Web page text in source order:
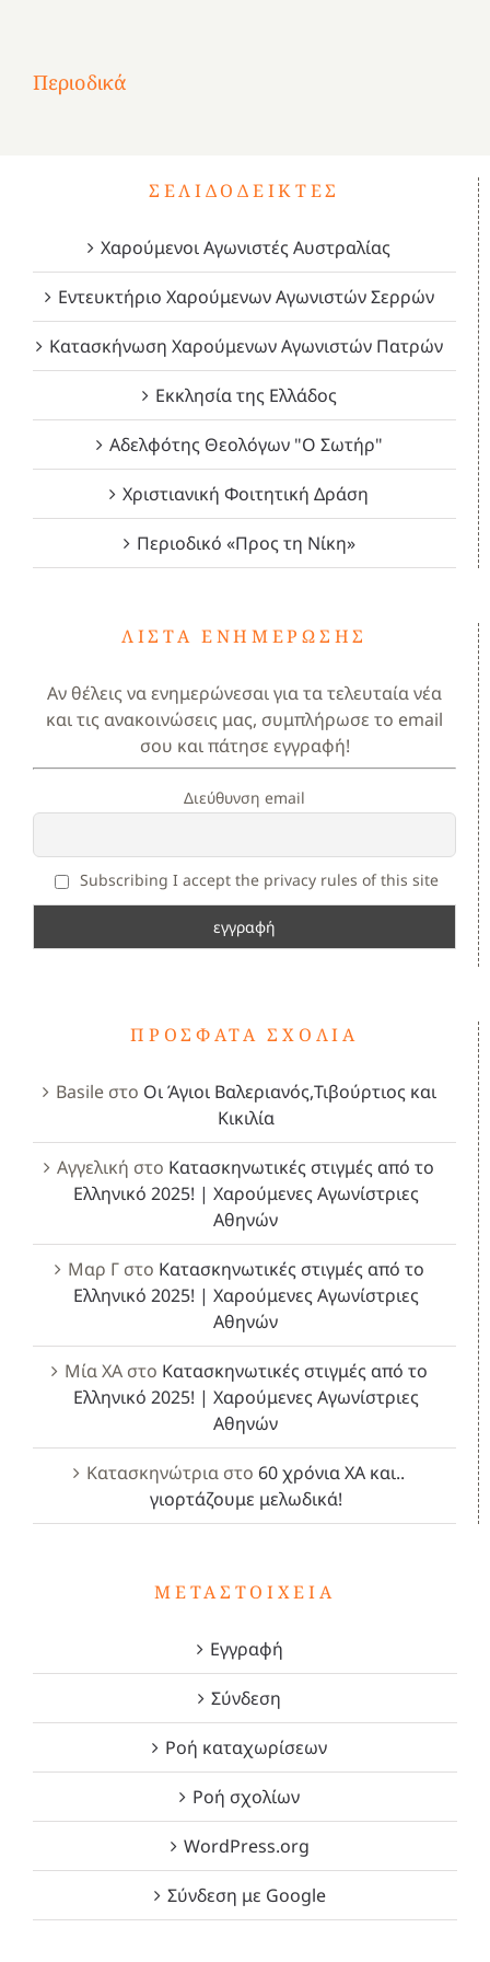
Περιοδικά
1821
Δεκέμβριος
2023!
Μάιος
2023!
Μάρτιος
2023!
ΣΕΛΙΔΟΔΕΊΚΤΕΣ
Χαρούμενοι Αγωνιστές Αυστραλίας
Εντευκτήριο Χαρούμενων Αγωνιστών Σερρών
Κατασκήνωση Χαρούμενων Αγωνιστών Πατρών
Εκκλησία της Ελλάδος
Αδελφότης Θεολόγων "Ο Σωτήρ"
Χριστιανική Φοιτητική Δράση
Περιοδικό «Προς τη Νίκη»
ΛΊΣΤΑ ΕΝΗΜΈΡΩΣΗΣ
Αν θέλεις να ενημερώνεσαι για τα τελευταία νέα
και τις ανακοινώσεις μας, συμπλήρωσε το email
σου και πάτησε εγγραφή!
Διεύθυνση email
Subscribing I accept the privacy rules of this site
ΠΡΌΣΦΑΤΑ ΣΧΌΛΙΑ
Basileστο Οι Άγιοι Βαλεριανός,Τιβούρτιος και
Κικιλία
Αγγελική στο Κατασκηνωτικές στιγμές από το
Ελληνικό 2025! | Χαρούμενες Αγωνίστριες
Αθηνών
Μαρ Γστο Κατασκηνωτικές στιγμές από το
Ελληνικό 2025! | Χαρούμενες Αγωνίστριες
Αθηνών
Μία ΧΑστο Κατασκηνωτικές στιγμές από το
Ελληνικό 2025! | Χαρούμενες Αγωνίστριες
Αθηνών
Κατασκηνώτρια στο 60 χρόνια ΧΑ και..
γιορτάζουμε μελωδικά!
ΜΕΤΑΣΤΟΙΧΕΊΑ
Εγγραφή
Σύνδεση
Ροή καταχωρίσεων
Ροή σχολίων
WordPress.org
Σύνδεση με Google